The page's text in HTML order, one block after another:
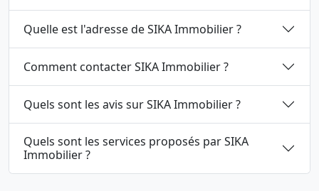
Quelle est l'adresse de SIKA Immobilier ?
Comment contacter SIKA Immobilier ?
Quels sont les avis sur SIKA Immobilier ?
Quels sont les services proposés par SIKA
Immobilier ?